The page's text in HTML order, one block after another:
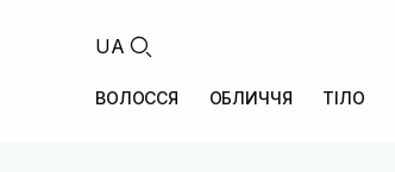
UA
ВОЛОССЯ ОБЛИЧЧЯ ТІЛО